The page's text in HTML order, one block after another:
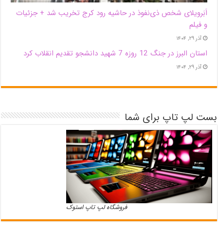
اَبَر‌ویلای شخص ذی‌نفوذ در حاشیه‌ رود کرج تخریب شد + جزئیات
و فیلم
آذر ۲۹, ۱۴۰۴
استان البرز در جنگ 12 روزه 7 شهید دانشجو تقدیم انقلاب کرد
آذر ۲۹, ۱۴۰۴
بست لپ تاپ برای شما
فروشگاه لپ تاپ استوک